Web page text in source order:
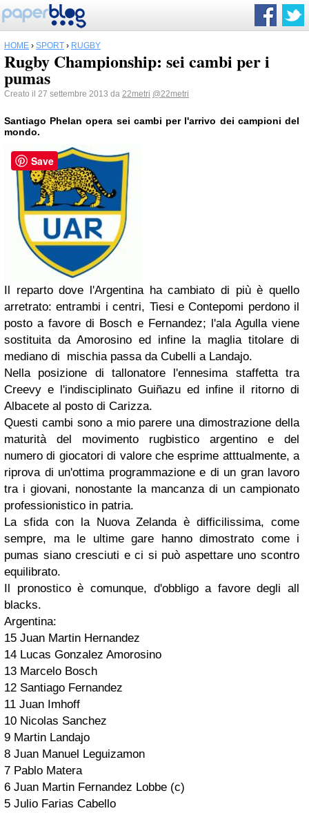
HOME › SPORT › RUGBY
Rugby Championship: sei cambi per i
pumas
Creato il 27 settembre 2013 da 22metri @22metri
Santiago Phelan opera sei cambi per l'arrivo dei campioni del
mondo.
Il reparto dove l'Argentina ha cambiato di più è quello
arretrato: entrambi i centri, Tiesi e Contepomi perdono il
posto a favore di Bosch e Fernandez; l'ala Agulla viene
sostituita da Amorosino ed infine la maglia titolare di
mediano di mischia passa da Cubelli a Landajo.
Nella posizione di tallonatore l'ennesima staffetta tra
Creevy e l'indisciplinato Guiñazu ed infine il ritorno di
Albacete al posto di Carizza.
Questi cambi sono a mio parere una dimostrazione della
maturità del movimento rugbistico argentino e del
numero di giocatori di valore che esprime atttualmente, a
riprova di un'ottima programmazione e di un gran lavoro
tra i giovani, nonostante la mancanza di un campionato
professionistico in patria.
La sfida con la Nuova Zelanda è difficilissima, come
sempre, ma le ultime gare hanno dimostrato come i
pumas siano cresciuti e ci si può aspettare uno scontro
equilibrato.
Il pronostico è comunque, d'obbligo a favore degli all
blacks.
Argentina:
15 Juan Martin Hernandez
14 Lucas Gonzalez Amorosino
13 Marcelo Bosch
12 Santiago Fernandez
11 Juan Imhoff
10 Nicolas Sanchez
9 Martin Landajo
8 Juan Manuel Leguizamon
7 Pablo Matera
6 Juan Martin Fernandez Lobbe (c)
5 Julio Farias Cabello
Save